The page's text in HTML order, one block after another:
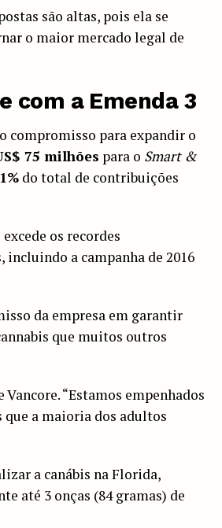
são altas, pois ela se
o maior mercado legal de
com a Emenda 3
compromisso para expandir o
75 milhões para o Smart &
do total de contribuições
os recordes
a campanha de 2016
da empresa em garantir
que muitos outros
“Estamos empenhados
a maioria dos adultos
a canábis na Florida,
até 3 onças (84 gramas) de